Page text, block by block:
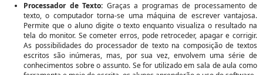
Processador de Texto: Graças a programas de processamento de
texto, o computador torna-se uma máquina de escrever vantajosa.
Permite que o aluno digite o texto enquanto visualiza o resultado na
tela do monitor. Se cometer erros, pode retroceder, apagar e corrigir.
As possibilidades do processador de texto na composição de textos
escritos são inúmeras, mas, por sua vez, envolvem uma série de
conhecimentos sobre o assunto. Se for utilizado em sala de aula como